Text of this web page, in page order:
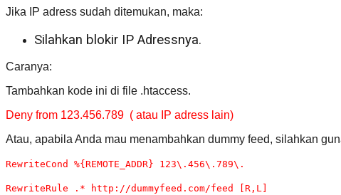
Jika IP adress sudah ditemukan, maka:
Silahkan blokir IP Adressnya.
Caranya:
Tambahkan kode ini di file .htaccess.
Deny from 123.456.789 ( atau IP adress lain)
Atau, apabila Anda mau menambahkan dummy feed, silahkan
RewriteCond %{REMOTE_ADDR} 123\.456\.789\.
RewriteRule .* http: //dummyfeed.com/feed [R,L]